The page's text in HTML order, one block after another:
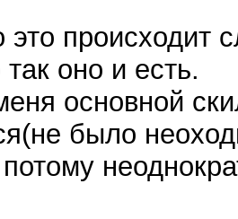
это
оно и есть.
основной
было